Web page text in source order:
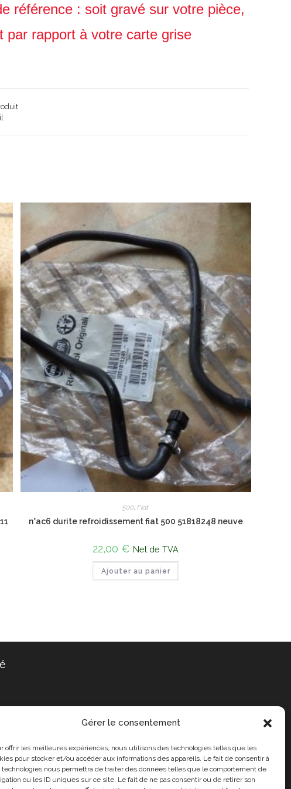
Gérer le consentement
offrir les meilleures expériences, nous utilisons des technologies telles que les
pour stocker et/ou accéder aux informations des appareils. Le fait de consentir à
technologies nous permettra de traiter des données telles que le comportement de
ou les ID uniques sur ce site. Le fait de ne pas consentir ou de retirer son
référence : soit gravé sur votre pièce,
rapport à votre carte grise
500 ,Fiat
n°ac6 durite refroidissement fiat 500 51818248 neuve
22,00 € Net de TVA
Ajouter au panier